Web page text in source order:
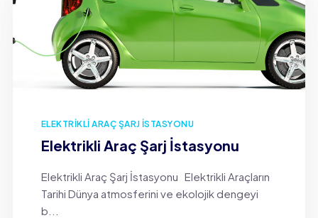
ELEKTRIKLI ARAÇ ŞARJ İSTASYONU
Elektrikli Araç Şarj İstasyonu
Elektrikli Araç Şarj İstasyonu Elektrikli Araçların
Tarihi Dünya atmosferini ve ekolojik dengeyi
b...